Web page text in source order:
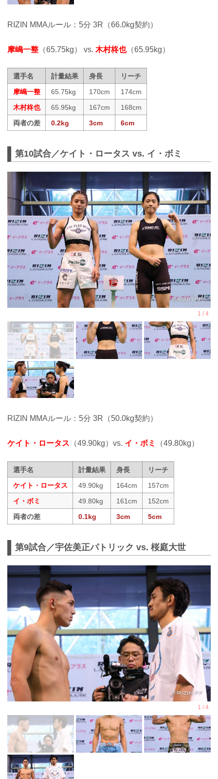
RIZIN MMAルール：5分 3R（66.0kg契約）
摩嶋一整 （65.75kg） vs. 木村柊也（65.95kg）
選手名 計量結果 身長
リーチ
摩嶋一整
65.75kg 170cm
174cm
木村柊也
65.95kg 167cm
168cm
両者の差
0.2kg 3cm 6cm
第10試合／ケイト・ロータス vs. イ・ボミ
RIZIN MMAルール：5分 3R（50.0kg契約）
ケイト・ロータス （49.90kg）vs. イ・ボミ （49.80kg）
選手名 計量結果 身長
リーチ
ケイト・ロータス
49.90kg 164cm
157cm
イ・ボミ
49.80kg 161cm
152cm
両者の差
0.1kg 3cm 5cm
第9試合／宇佐美正パトリック vs. 桜庭大世